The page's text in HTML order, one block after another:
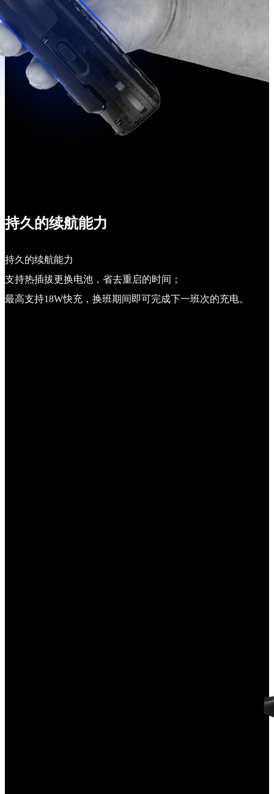
持久的续航能力
持久的续航能力
支持热插拔更换电池，省去重启的时间；
最高支持18W快充，换班期间即可完成下一班次的充电。